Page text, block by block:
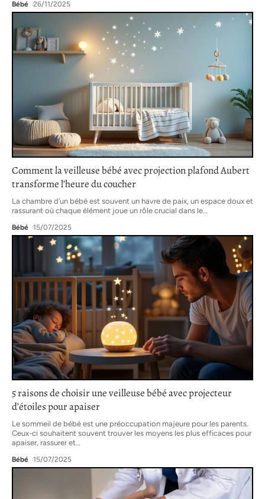
Bébé 26/11/2025
Comment la veilleuse bébé avec projection plafond Aubert
transforme l’heure du coucher
La chambre d’un bébé est souvent un havre de paix, un espace doux et
rassurant où chaque élément joue un rôle crucial dans le
Bébé 15/07/2025
5 raisons de choisir une veilleuse bébé avec projecteur
d’étoiles pour apaiser
Le sommeil de bébé est une préoccupation majeure pour les parents.
Ceux-ci souhaitent souvent trouver les moyens les plus efficaces pour
apaiser, rassurer et…
Bébé 15/07/2025